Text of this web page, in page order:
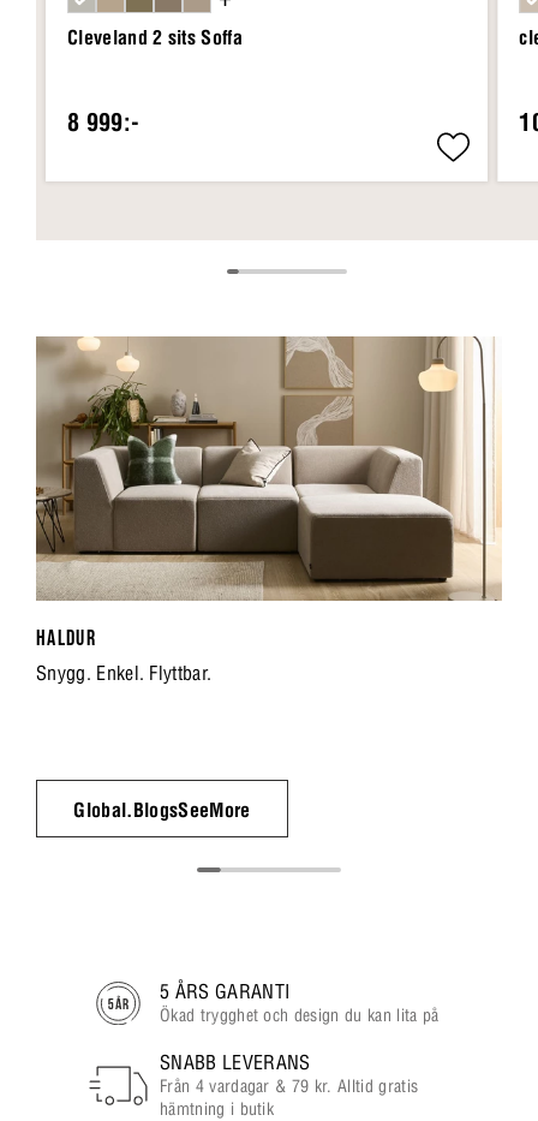
Cleveland 2 sits Soffa
8 999:-
HALDUR
Snygg. Enkel. Flyttbar.
Global.BlogsSeeMore
5 ÅRS GARANTI
Ökad trygghet och design du kan lita på
SNABB LEVERANS
Från 4 vardagar & 79 kr. Alltid gratis
hämtning i butik